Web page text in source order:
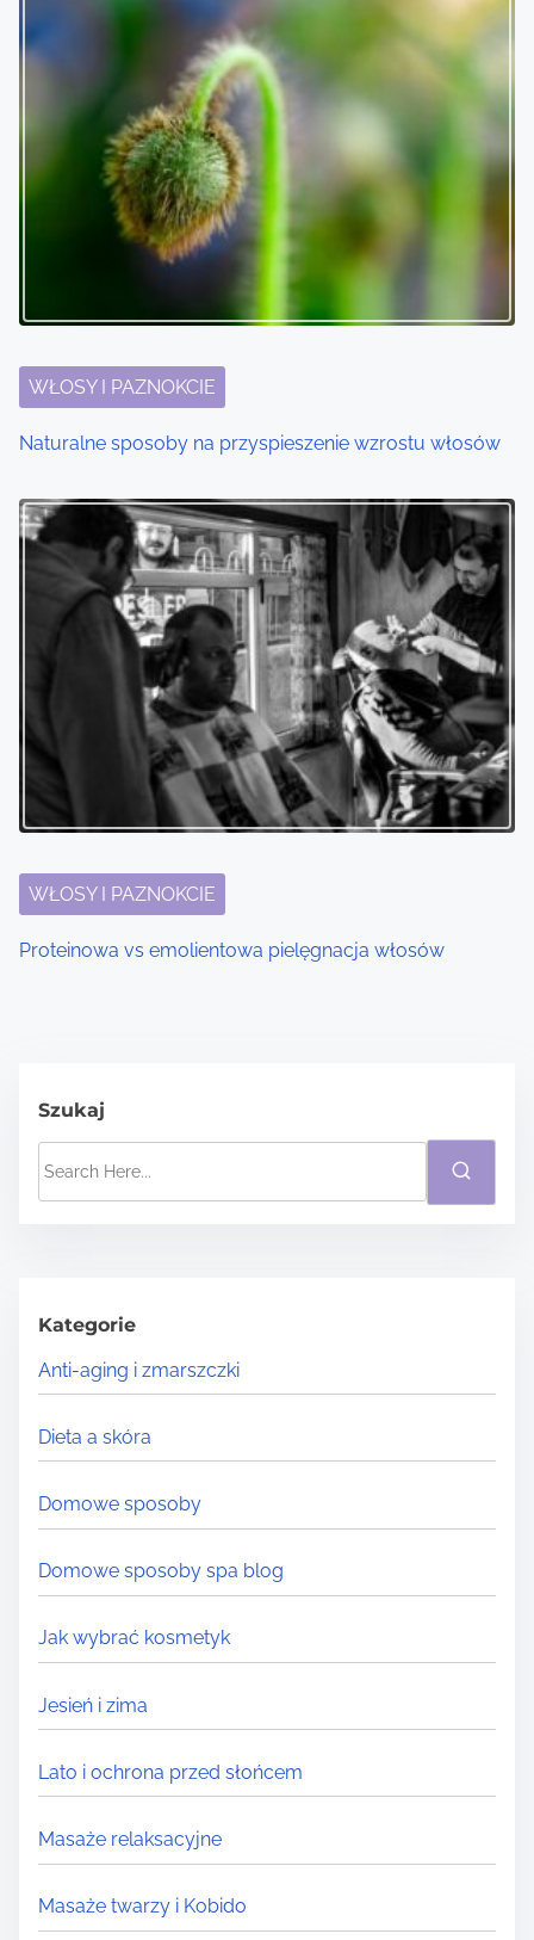
WŁOSY I PAZNOKCIE
Naturalne sposoby na przyspieszenie wzrostu włosów
WŁOSY I PAZNOKCIE
Proteinowa vs emolientowa pielęgnacja włosów
Szukaj
h
H
e
r
e
.
.
.
Kategorie
Anti-aging i zmarszczki
Dieta a skóra
Domowe sposoby
Domowe sposoby spa blog
Jak wybrać kosmetyk
Jesień i zima
Lato i ochrona przed słońcem
Masaże relaksacyjne
Masaże twarzy i Kobido